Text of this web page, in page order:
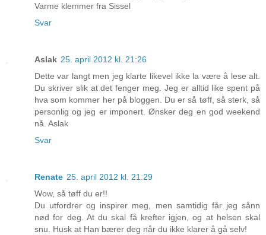
Varme klemmer fra Sissel
Svar
Aslak 25. april 2012 kl. 21:26
Dette var langt men jeg klarte likevel ikke la være å lese alt.
Du skriver slik at det fenger meg. Jeg er alltid like spent på
hva som kommer her på bloggen. Du er så tøff, så sterk, så
personlig og jeg er imponert. Ønsker deg en god weekend
nå. Aslak
Svar
Renate 25. april 2012 kl. 21:29
Wow, så tøff du er!!
Du utfordrer og inspirer meg, men samtidig får jeg sånn
nød for deg. At du skal få krefter igjen, og at helsen skal
snu. Husk at Han bærer deg når du ikke klarer å gå selv!